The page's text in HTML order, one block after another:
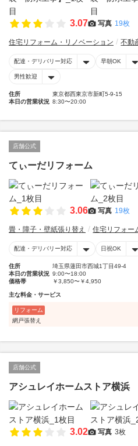
3.07 写真 19枚
住宅リフォーム・リノベーション 不動
配達・デリバリー対応 早朝OK
男性歓迎
住所
東京都西東京市新町5-9-15
本日の営業状況 8:30〜20:00
店舗公式
てぃーだリフォーム
3.06 写真 19枚
畳・障子・壁紙張り替え 住宅リフォー
配達・デリバリー対応 日祝OK
住所
埼玉県蓮田市西城1丁目49-4
本日の営業状況 9:00〜18:00
価格帯
￥3,850〜￥4,950
主な料金・サービス
リフォーム
網戸張替え
店舗公式
アシュレイホームストア横浜
3.02 写真 3枚